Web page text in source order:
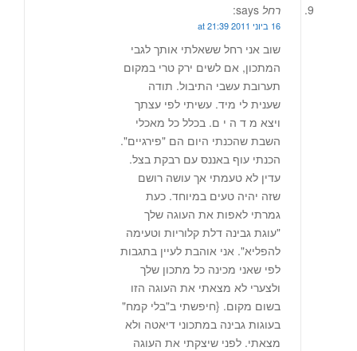
רחל says:
16 ביוני 2011 at 21:39
שוב אני רחל ששאלתי אותך לגבי
המתכון, אם לשים ירק טרי במקום
תערובת עשבי התיבול. תודה
שענית לי מיד. עשיתי לפי עצתך
ויצא מ ד ה י ם. בכלל כל מאכלי
השבת שהכנתי היום הם "פירגיים".
הכנתי עוף באננס עם רבקת בצל.
עדין לא טעמתי אך עושה רושם
שזה יהיה טעים במיוחד. כעת
גמרתי לאפות את העוגה שלך
"עוגת גבינה דלת קלוריות וטעימה
להפליא". אני אוהבת לעיין בתגבות
לפי שאני מכינה כל מתכון שלך
ולצערי לא מצאתי את העוגה הזו
בשום מקום. {חיפשתי ב"בלי קמח"
בעוגות גבינה במתכוני דיאטה ולא
מצאתי. לפני שיצקתי את העוגה